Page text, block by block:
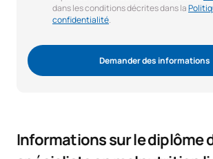
dans les conditions décrites dans la
confidentialité.
Demander des informations
Informations sur le diplôme